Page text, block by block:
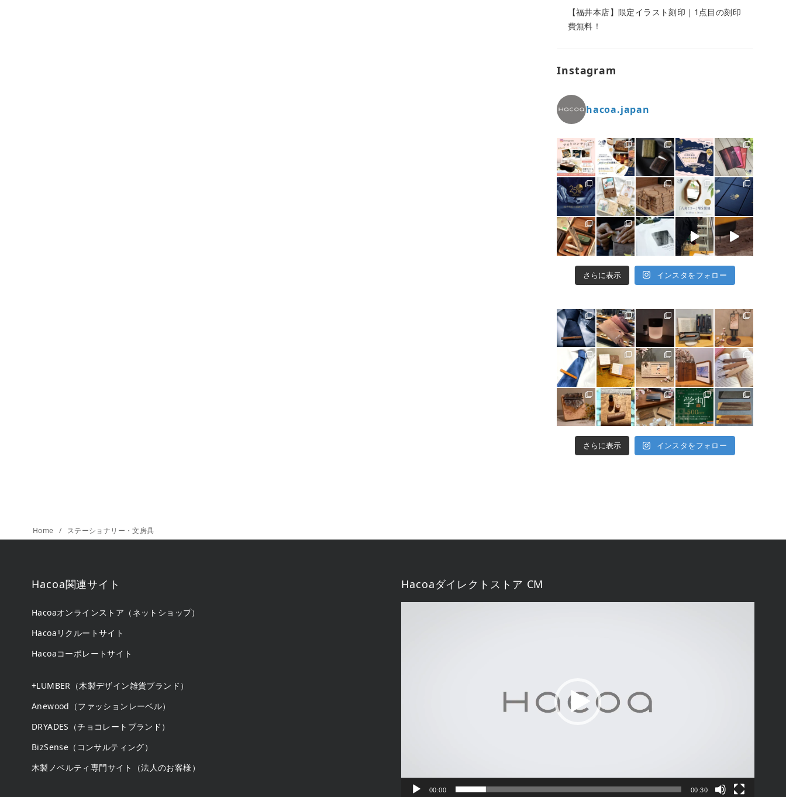
【福井本店】限定イラスト刻印｜1点目の刻印
費無料！
Instagram
hacoa.japan
さらに表示 インスタをフォロー
さらに表示 インスタをフォロー
Home ステーショナリー・文房具
Hacoa関連サイト
Hacoaオンラインストア（ネットショップ）
Hacoaリクルートサイト
Hacoaコーポレートサイト
+LUMBER（木製デザイン雑貨ブランド）
Anewood（ファッションレーベル）
DRYADES（チョコレートブランド）
BizSense（コンサルティング）
木製ノベルティ専門サイト（法人のお客様）
Hacoaダイレクトストア CM
00:00 00:30